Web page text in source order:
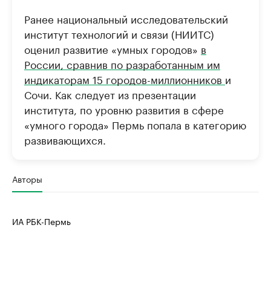
Ранее национальный исследовательский
институт технологий и связи (НИИТС)
оценил развитие «умных городов» в
России, сравнив по разработанным им
индикаторам 15 городов-миллионников и
Сочи. Как следует из презентации
института, по уровню развития в сфере
«умного города» Пермь попала в категорию
развивающихся.
Авторы
ИА РБК-Пермь